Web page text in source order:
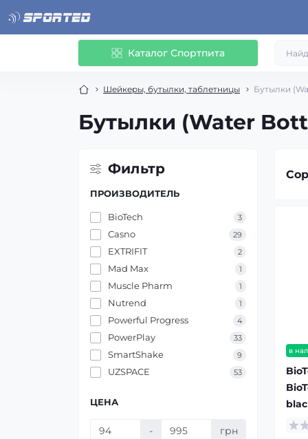
Каталог Спортпита
Шейкеры, бутылки, таблетницы Бутылки
Бутылки (Water
Фильтр
ПРОИЗВОДИТЕЛЬ
BioTech 3
Casno 29
EXTRIFIT 2
Mad Max 1
Muscle Pharm 1
Nutrend 1
Powerful Progress 4
PowerPlay 33
SmartShake 9
UZSPACE 53
ЦЕНА
- грн
в